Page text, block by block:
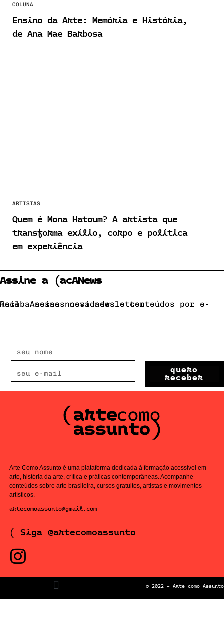
COLUNA
Ensino da Arte: Memória e História,
de Ana Mae Barbosa
ARTISTAS
Quem é Mona Hatoum? A artista que
transforma exílio, corpo e política
em experiência
Assine a (acANews
Receba nossas novidades e conteúdos por e-mail. Assine nossa newsletter.
quero
receber
Arte Como Assunto é uma plataforma dedicada à formação acessível em
arte, história da arte, crítica e práticas contemporâneas. Acompanhe
conteúdos sobre arte brasileira, cursos gratuitos, artistas e movimentos
artísticos.
artecomoassunto@gmail.com
( Siga @artecomoassunto
© 2022 – Arte como Assunto